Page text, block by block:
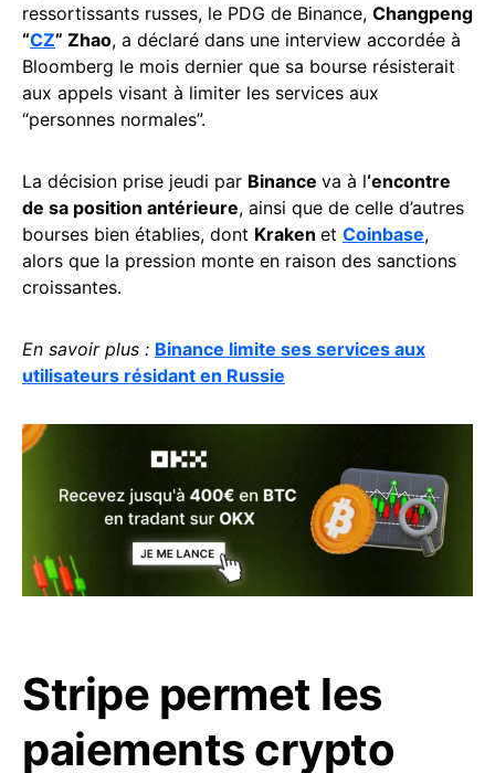
ressortissants russes, le PDG de Binance, Changpeng
“CZ” Zhao, a déclaré dans une interview accordée à
Bloomberg le mois dernier que sa bourse résisterait
aux appels visant à limiter les services aux
“personnes normales”.
La décision prise jeudi par Binance va à l‘encontre
de sa position antérieure, ainsi que de celle d’autres
bourses bien établies, dont Kraken et Coinbase,
alors que la pression monte en raison des sanctions
croissantes.
En savoir plus : Binance limite ses services aux
utilisateurs résidant en Russie
Stripe permet les
paiements crypto